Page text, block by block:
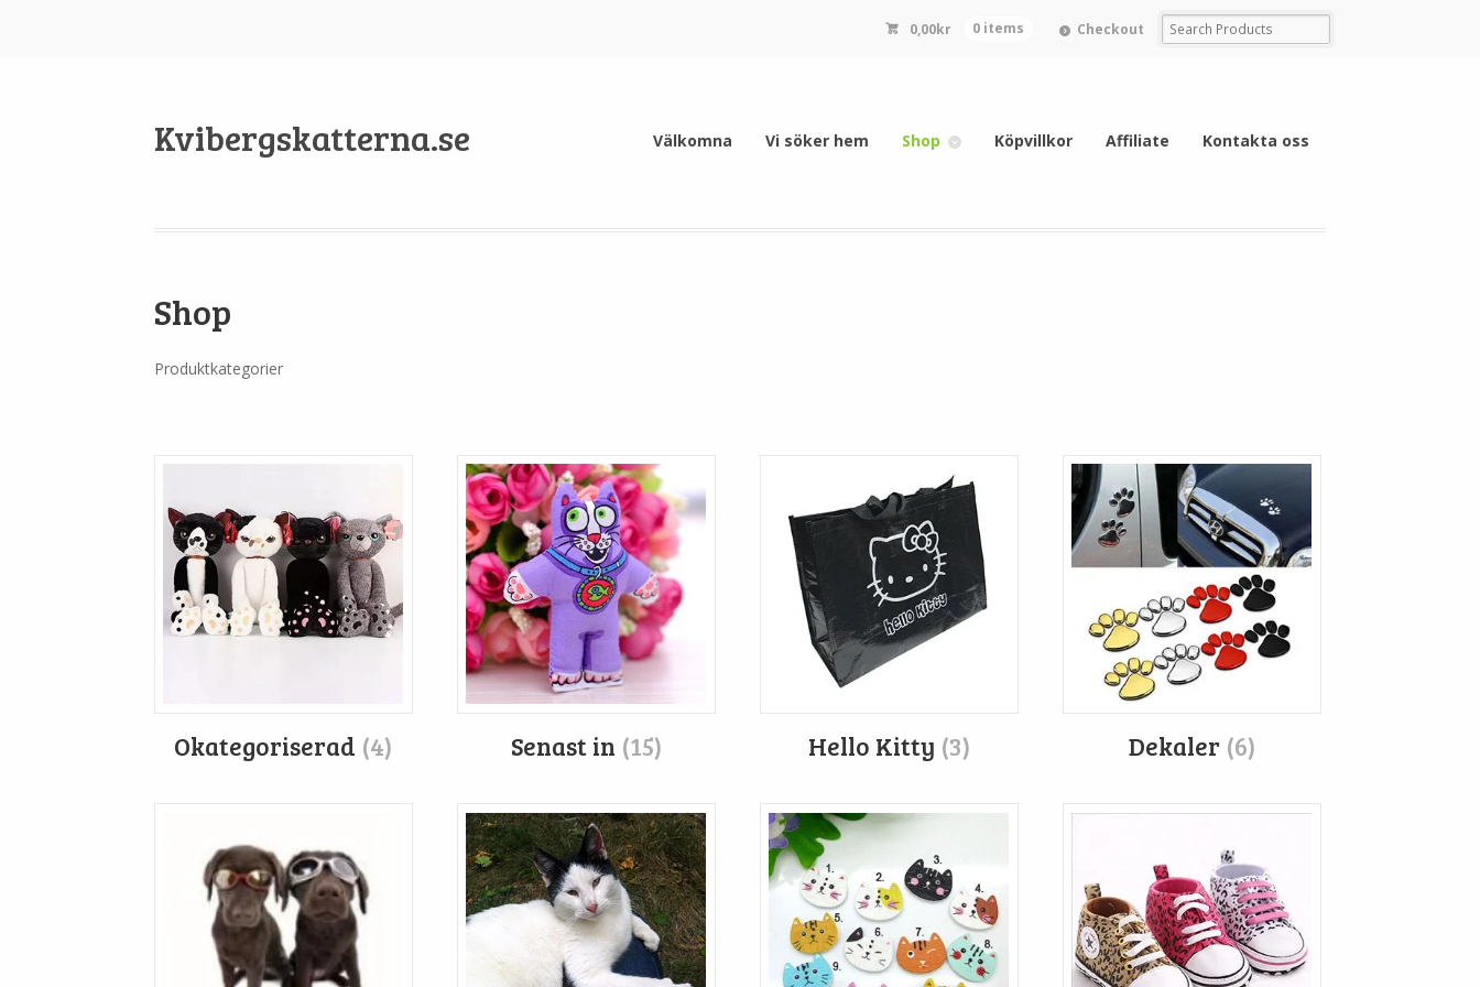
0,00kr 0 items Checkout
Kvibergskatterna.se Välkomna Vi söker hem Shop Köpvillkor Affiliate Kontakta oss
Shop
Produktkategorier
Okategoriserad (4) Senast in (15) Hello Kitty (3) Dekaler (6)